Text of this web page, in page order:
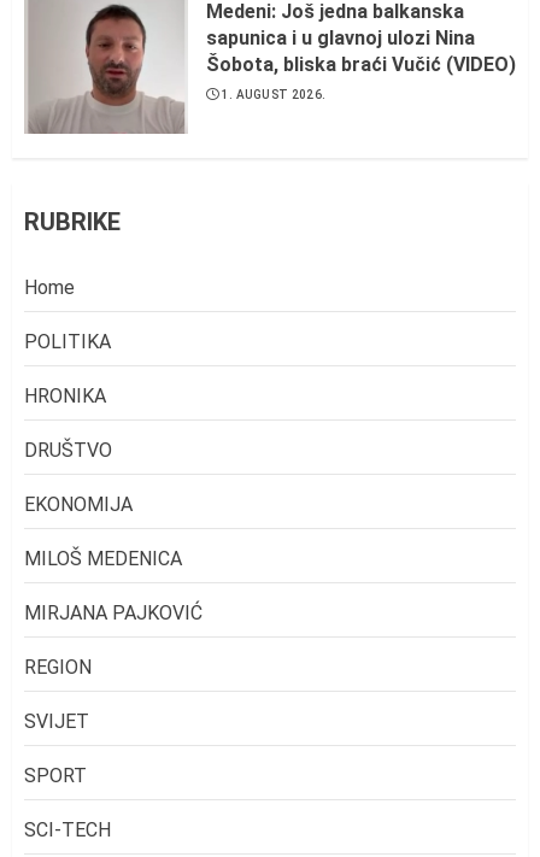
Medeni: Još jedna balkanska
sapunica i u glavnoj ulozi Nina
Šobota, bliska braći Vučić (VIDEO)
1. AUGUST 2026.
RUBRIKE
Home
POLITIKA
HRONIKA
DRUŠTVO
EKONOMIJA
MILOŠ MEDENICA
MIRJANA PAJKOVIĆ
REGION
SVIJET
SPORT
SCI-TECH